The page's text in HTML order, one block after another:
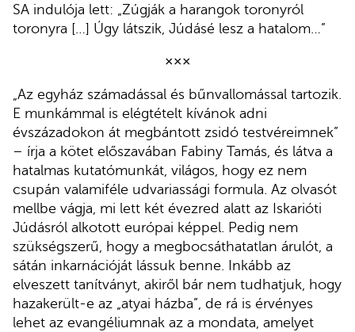
SA indulója lett: „Zúgják a harangok toronyról
toronyra […] Úgy látszik, Júdásé lesz a hatalom…”
×××
„Az egyház számadással és bűnvallomással tartozik.
E munkámmal is elégtételt kívánok adni
évszázadokon át megbántott zsidó testvéreimnek”
– írja a kötet előszavában Fabiny Tamás, és látva a
hatalmas kutatómunkát, világos, hogy ez nem
csupán valamiféle udvariassági formula. Az olvasót
mellbe vágja, mi lett két évezred alatt az Iskarióti
Júdásról alkotott európai képpel. Pedig nem
szükségszerű, hogy a megbocsáthatatlan árulót, a
sátán inkarnációját lássuk benne. Inkább az
elveszett tanítványt, akiről bár nem tudhatjuk, hogy
hazakerült-e az „atyai házba”, de rá is érvényes
lehet az evangéliumnak az a mondata, amelyet